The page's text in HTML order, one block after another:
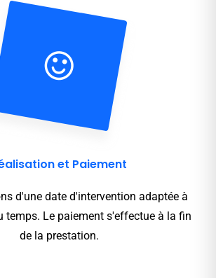
et Paiement
d'une date d'intervention adaptée à
temps. Le paiement s'effectue à la fin
de la prestation.